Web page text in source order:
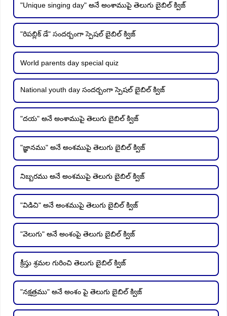
"Unique singing day" అనే అంశాముపై తెలుగు బైబిల్ క్విజ్
"రిపబ్లిక్ డే" సందర్బంగా స్పెషల్ బైబిల్ క్విజ్
World parents day special quiz
National youth day సందర్బంగా స్పెషల్ బైబిల్ క్విజ్
"దయ" అనే అంశాముపై తెలుగు బైబిల్ క్విజ్
"జ్ఞానము" అనే అంశముపై తెలుగు బైబిల్ క్విజ్
నిబ్బరము అనే అంశముపై తెలుగు బైబిల్ క్విజ్
"విడిచి" అనే అంశముపై తెలుగు బైబిల్ క్విజ్
"వెలుగు" అనే అంశంపై తెలుగు బైబిల్ క్విజ్
క్రీస్తు శ్రమల గురించి తెలుగు బైబిల్ క్విజ్
"నక్షత్రము" అనే అంశం పై తెలుగు బైబిల్ క్విజ్